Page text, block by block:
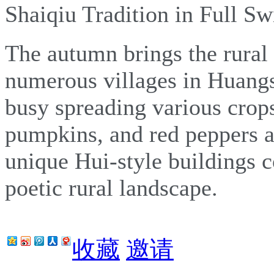
Shaiqiu Tradition in Full
The autumn brings the
numerous villages in
busy spreading various
pumpkins, and red peppers
unique Hui-style buildings
poetic rural landscape.
收藏 邀请